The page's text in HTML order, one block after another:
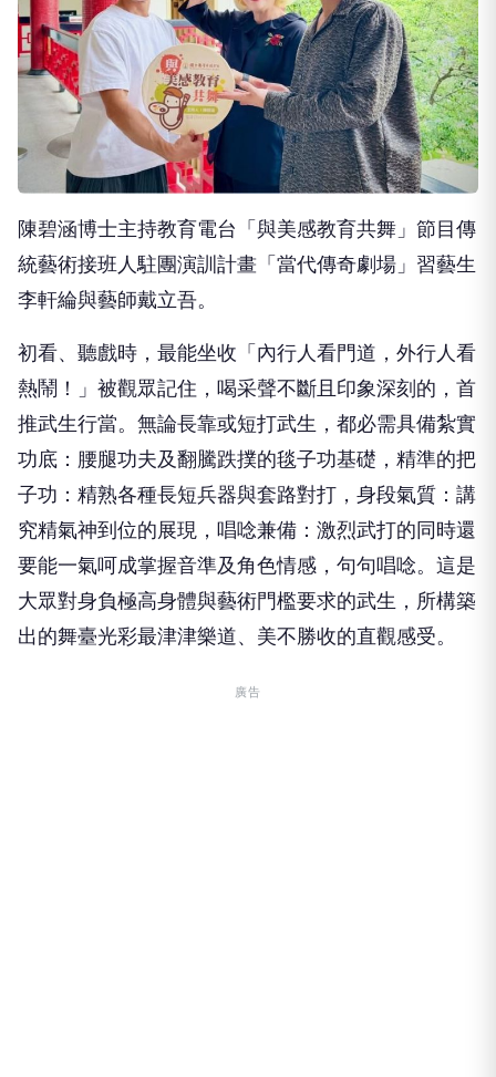
陳碧涵博士主持教育電台「與美感教育共舞」節目傳
統藝術接班人駐團演訓計畫「當代傳奇劇場」習藝生
李軒綸與藝師戴立吾。
初看、聽戲時，最能坐收「內行人看門道，外行人看
熱鬧！」被觀眾記住，喝采聲不斷且印象深刻的，首
推武生行當。無論長靠或短打武生，都必需具備紮實
功底：腰腿功夫及翻騰跌撲的毯子功基礎，精準的把
子功：精熟各種長短兵器與套路對打，身段氣質：講
究精氣神到位的展現，唱唸兼備：激烈武打的同時還
要能一氣呵成掌握音準及角色情感，句句唱唸。這是
大眾對身負極高身體與藝術門檻要求的武生，所構築
出的舞臺光彩最津津樂道、美不勝收的直觀感受。
廣告